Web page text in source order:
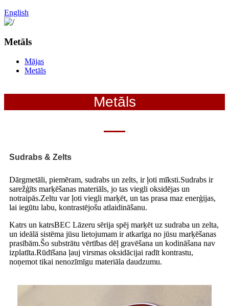
English
Metāls
Mājas
Metāls
Metāls
Sudrabs & Zelts
Dārgmetāli, piemēram, sudrabs un zelts, ir ļoti mīksti.Sudrabs ir
sarežģīts marķēšanas materiāls, jo tas viegli oksidējas un
notraipās.Zeltu var ļoti viegli marķēt, un tas prasa maz enerģijas,
lai iegūtu labu, kontrastējošu atlaidināšanu.
Katrs un katrsBEC Lāzeru sērija spēj marķēt uz sudraba un zelta,
un ideālā sistēma jūsu lietojumam ir atkarīga no jūsu marķēšanas
prasībām.Šo substrātu vērtības dēļ gravēšana un kodināšana nav
izplatīta.Rūdīšana ļauj virsmas oksidācijai radīt kontrastu,
noņemot tikai nenozīmīgu materiāla daudzumu.